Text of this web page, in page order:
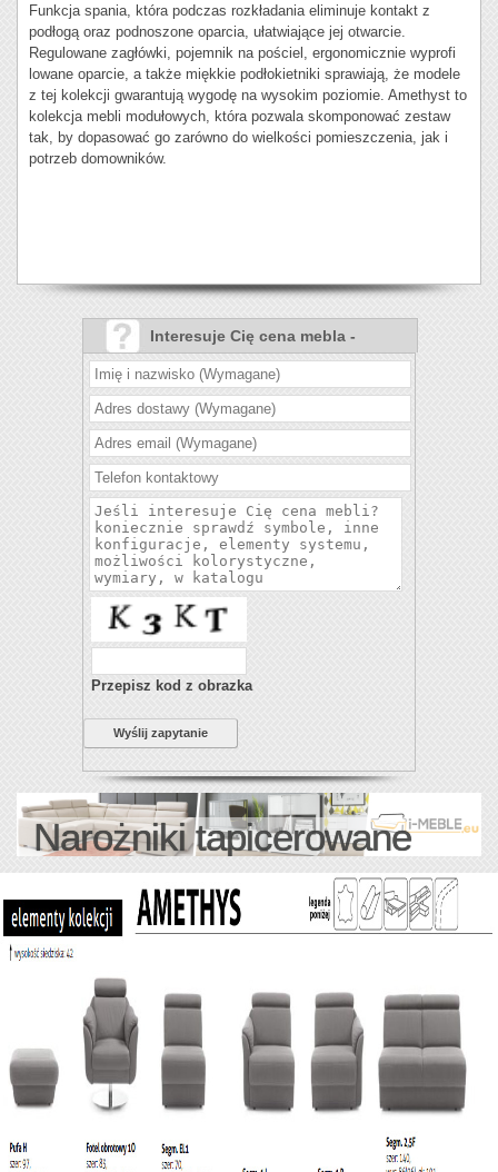
Funkcja spania, która podczas rozkładania eliminuje kontakt z
podłogą oraz podnoszone oparcia, ułatwiające jej otwarcie.
Regulowane zagłówki, pojemnik na pościel, ergonomicznie wyprofi
lowane oparcie, a także miękkie podłokietniki sprawiają, że modele
z tej kolekcji gwarantują wygodę na wysokim poziomie. Amethyst to
kolekcja mebli modułowych, która pozwala skomponować zestaw
tak, by dopasować go zarówno do wielkości pomieszczenia, jak i
potrzeb domowników.
Interesuje Cię cena mebla -
Narożnik Amethyst?
Przepisz kod z obrazka
Wyślij zapytanie
Narożniki tapicerowane